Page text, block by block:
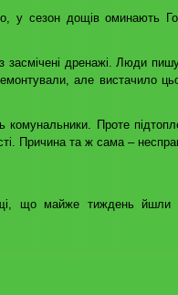
у сезон дощів оминають
засмічені дренажі. Люди
але вистачило
Проте
Причина та ж сама –
що майже тиждень йшли